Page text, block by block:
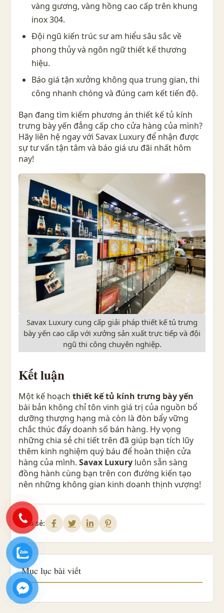
vàng gương, vàng hồng cao cấp trên khung
inox 304.
Đội ngũ kiến trúc sư am hiểu sâu sắc về
phong thủy và ngôn ngữ thiết kế thương
hiệu.
Báo giá tận xưởng không qua trung gian, thi
công nhanh chóng và đúng cam kết tiến độ.
Bạn đang tìm kiếm phương án thiết kế tủ kính
trưng bày yến đẳng cấp cho cửa hàng của mình?
Hãy liên hệ ngay với Savax Luxury để nhận được
sự tư vấn tận tâm và báo giá ưu đãi nhất hôm
nay!
Savax Luxury cung cấp giải pháp thiết kế tủ trưng
bày yến cao cấp với xưởng sản xuất trực tiếp và đội
ngũ thi công chuyên nghiệp.
Kết luận
Một kế hoạch thiết kế tủ kính trưng bày yến
bài bản không chỉ tôn vinh giá trị của nguồn bổ
dưỡng thượng hạng mà còn là đòn bẩy vững
chắc thúc đẩy doanh số bán hàng. Hy vọng
những chia sẻ chi tiết trên đã giúp bạn tích lũy
thêm kinh nghiệm quý báu để hoàn thiện cửa
hàng của mình. Savax Luxury luôn sẵn sàng
đồng hành cùng bạn trên con đường kiến tạo
nên những không gian kinh doanh thịnh vượng!
Chia sẻ:
Mục lục bài viết